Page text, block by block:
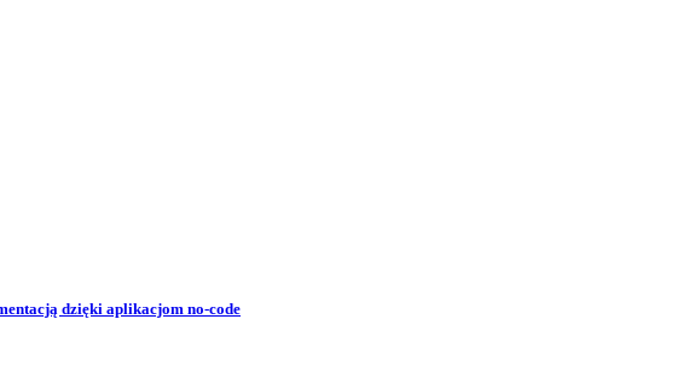
dzięki aplikacjom no-code